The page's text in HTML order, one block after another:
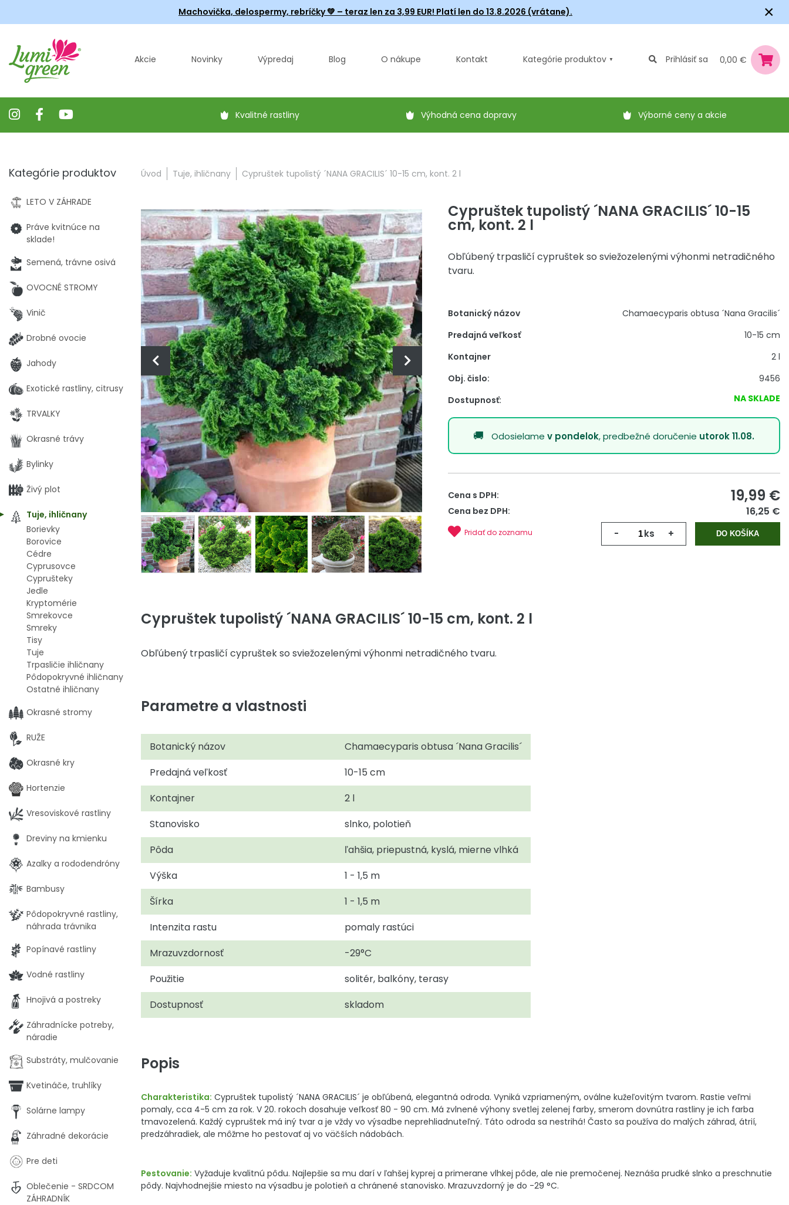
Machovička, delospermy, rebríčky💚 – teraz len za 3,99 EUR! Platí len do 13.8.2026 (vrátane). ×
Akcie Novinky Výpredaj Blog O nákupe Kontakt Kategórie produktov Prihlásiť sa 0,00 €
Kvalitné rastliny Výhodná cena dopravy Výborné ceny a akcie
Úvod Tuje, ihličnany Cypruštek tupolistý ´NANA GRACILIS´ 10-15 cm, kont. 2 l
Cypruštek tupolistý ´NANA GRACILIS´ 10-15
cm, kont. 2 l
Obľúbený trpasličí cypruštek so sviežozelenými výhonmi netradičného
tvaru.
Botanický názov
Chamaecyparis obtusa ´Nana Gracilis´
Predajná veľkosť
10-15 cm
Kontajner
2 l
Obj. čislo:
9456
Dostupnosť:
NA SKLADE
Odosielamev pondelok, predbežné doručenie utorok 11.08.
Cena s DPH: 19,99 €
Cena bez DPH: 16,25 €
- ks + DO KOŠÍKA
Pridať do zoznamu
Cypruštek tupolistý ´NANA GRACILIS´ 10-15 cm, kont. 2 l
Obľúbený trpasličí cypruštek so sviežozelenými výhonmi netradičného tvaru.
Parametre a vlastnosti
Botanický názov
Chamaecyparis obtusa ´Nana Gracilis´
Predajná veľkosť
10-15 cm
Kontajner
2 l
Stanovisko
slnko, polotieň
Pôda
ľahšia, priepustná, kyslá, mierne vlhká
Výška
1 - 1,5 m
Šírka
1 - 1,5 m
Intenzita rastu
pomaly rastúci
Mrazuvzdornosť
-29°C
Použitie
solitér, balkóny, terasy
Dostupnosť
skladom
Popis
Charakteristika: Cypruštek tupolistý ´NANA GRACILIS´ je obľúbená, elegantná odroda. Vyniká vzpriameným, oválne kužeľovitým tvarom. Rastie veľmi
pomaly, cca 4-5 cm za rok. V 20. rokoch dosahuje veľkosť 80 - 90 cm. Má zvlnené výhony svetlej zelenej farby, smerom dovnútra rastliny je ich farba
tmavozelená. Každý cypruštek má iný tvar a je vždy vo výsadbe neprehliadnuteľný. Táto odroda sa nestrihá! Často sa používa do malých záhrad, átrií,
predzáhradiek, ale môžme ho pestovať aj vo väčších nádobách.
Pestovanie: Vyžaduje kvalitnú pôdu. Najlepšie sa mu darí v ľahšej kyprej a primerane vlhkej pôde, ale nie premočenej. Neznáša prudké slnko a preschnutie
pôdy. Najvhodnejšie miesto na výsadbu je polotieň a chránené stanovisko. Mrazuvzdorný je do -29 °C.
Kategórie produktov
LETO V ZÁHRADE
Práve kvitnúce na
sklade!
Semená, trávne osivá
OVOCNÉ STROMY
Vinič
Drobné ovocie
Jahody
Exotické rastliny, citrusy
TRVALKY
Okrasné trávy
Bylinky
Živý plot
Tuje, ihličnany
Borievky
Borovice
Cédre
Cyprusovce
Cyprušteky
Jedle
Kryptomérie
Smrekovce
Smreky
Tisy
Tuje
Trpasličie ihličnany
Pôdopokryvné ihličnany
Ostatné ihličnany
Okrasné stromy
RUŽE
Okrasné kry
Hortenzie
Vresoviskové rastliny
Dreviny na kmienku
Azalky a rododendróny
Bambusy
Pôdopokryvné rastliny,
náhrada trávnika
Popínavé rastliny
Vodné rastliny
Hnojivá a postreky
Záhradnícke potreby,
náradie
Substráty, mulčovanie
Kvetináče, truhlíky
Solárne lampy
Záhradné dekorácie
Pre deti
Oblečenie - SRDCOM
ZÁHRADNÍK